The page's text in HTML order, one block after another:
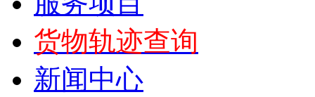
货物轨迹查询
新闻中心